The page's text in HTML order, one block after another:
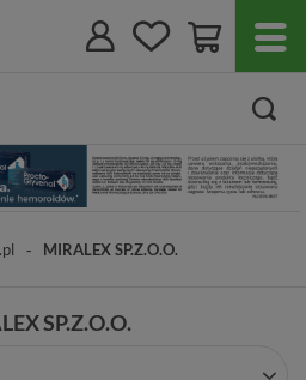
MIRALEX SP.Z.O.O.
SP.Z.O.O.